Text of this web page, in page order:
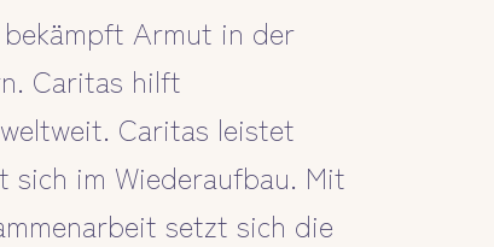
Armut in der
Caritas hilft
Caritas leistet
sich im Wiederaufbau. Mit
setzt sich die